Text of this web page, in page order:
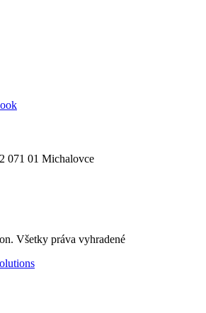
071 01 Michalovce
Všetky práva vyhradené